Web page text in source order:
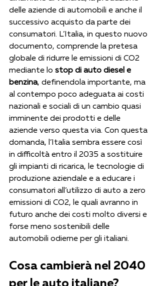
delle aziende di automobili e anche il
successivo acquisto da parte dei
consumatori. L’Italia, in questo nuovo
documento, comprende la pretesa
globale di ridurre le emissioni di CO2
mediante lo stop di auto diesel e
benzina, definendola importante, ma
al contempo poco adeguata ai costi
nazionali e sociali di un cambio quasi
imminente dei prodotti e delle
aziende verso questa via. Con questa
domanda, l’Italia sembra essere così
in difficoltà entro il 2035 a sostituire
gli impianti di ricarica, le tecnologie di
produzione aziendale e a educare i
consumatori all’utilizzo di auto a zero
emissioni di CO2, le quali avranno in
futuro anche dei costi molto diversi e
forse meno sostenibili delle
automobili odierne per gli italiani.
Cosa cambierà nel 2040
per le auto italiane?